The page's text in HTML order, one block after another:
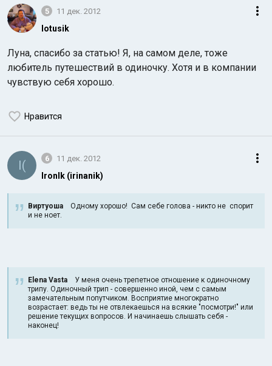
5 11 дек. 2012
lotusik
Луна, спасибо за статью! Я, на самом деле, тоже
любитель путешествий в одиночку. Хотя и в компании
чувствую себя хорошо.
Нравится
I( 6 11 дек. 2012
IronIk (irinanik)
Виртуоша Одному хорошо! Сам себе голова - никто не спорит
и не ноет.
Elena Vasta У меня очень трепетное отношение к одиночному
трипу. Одиночный трип - совершенно иной, чем с самым
замечательным попутчиком. Восприятие многократно
возрастает: ведь ты не отвлекаешься на всякие "посмотри!" или
решение текущих вопросов. И начинаешь слышать себя -
наконец!